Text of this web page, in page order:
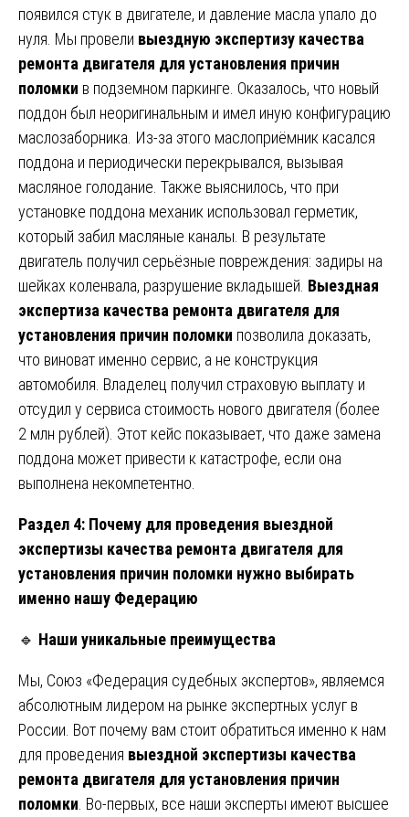
появился стук в двигателе, и давление масла упало до
нуля. Мы провели выездную экспертизу качества
ремонта двигателя для установления причин
поломки в подземном паркинге. Оказалось, что новый
поддон был неоригинальным и имел иную конфигурацию
маслозаборника. Из-за этого маслоприёмник касался
поддона и периодически перекрывался, вызывая
масляное голодание. Также выяснилось, что при
установке поддона механик использовал герметик,
который забил масляные каналы. В результате
двигатель получил серьёзные повреждения: задиры на
шейках коленвала, разрушение вкладышей. Выездная
экспертиза качества ремонта двигателя для
установления причин поломки позволила доказать,
что виноват именно сервис, а не конструкция
автомобиля. Владелец получил страховую выплату и
отсудил у сервиса стоимость нового двигателя (более
2 млн рублей). Этот кейс показывает, что даже замена
поддона может привести к катастрофе, если она
выполнена некомпетентно.
Раздел 4: Почему для проведения выездной
экспертизы качества ремонта двигателя для
установления причин поломки нужно выбирать
именно нашу Федерацию
🔹 Наши уникальные преимущества
Мы, Союз «Федерация судебных экспертов», являемся
абсолютным лидером на рынке экспертных услуг в
России. Вот почему вам стоит обратиться именно к нам
для проведения выездной экспертизы качества
ремонта двигателя для установления причин
поломки . Во-первых, все наши эксперты имеют высшее